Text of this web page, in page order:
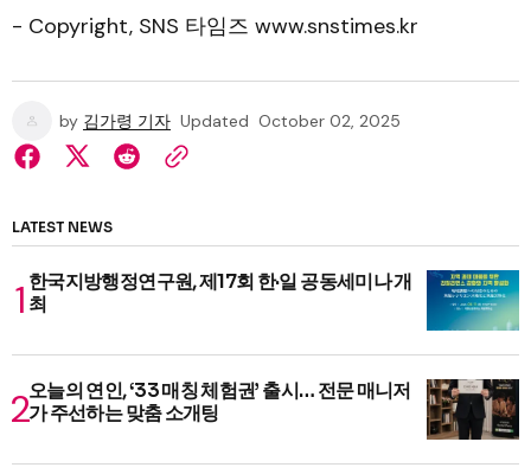
- Copyright, SNS 타임즈 www.snstimes.kr
by 김가령 기자 Updated October 02, 2025
LATEST NEWS
한국지방행정연구원, 제17회 한·일 공동세미나 개
최
오늘의 연인, ‘33 매칭 체험권’ 출시… 전문 매니저
가 주선하는 맞춤 소개팅